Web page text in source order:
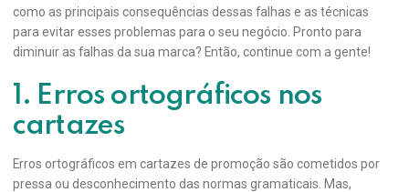
como as principais consequências dessas falhas e as técnicas
para evitar esses problemas para o seu negócio. Pronto para
diminuir as falhas da sua marca? Então, continue com a gente!
1. Erros ortográficos nos
cartazes
Erros ortográficos em cartazes de promoção são cometidos por
pressa ou desconhecimento das normas gramaticais. Mas,